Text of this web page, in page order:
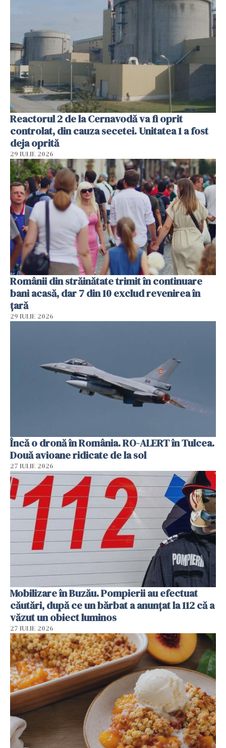
Reactorul 2 de la Cernavodă va fi oprit
controlat, din cauza secetei. Unitatea 1 a fost
deja oprită
29 IULIE 2026
Românii din străinătate trimit în continuare
bani acasă, dar 7 din 10 exclud revenirea în
țară
29 IULIE 2026
Încă o dronă în România. RO-ALERT în Tulcea.
Două avioane ridicate de la sol
27 IULIE 2026
Mobilizare în Buzău. Pompierii au efectuat
căutări, după ce un bărbat a anunțat la 112 că a
văzut un obiect luminos
27 IULIE 2026